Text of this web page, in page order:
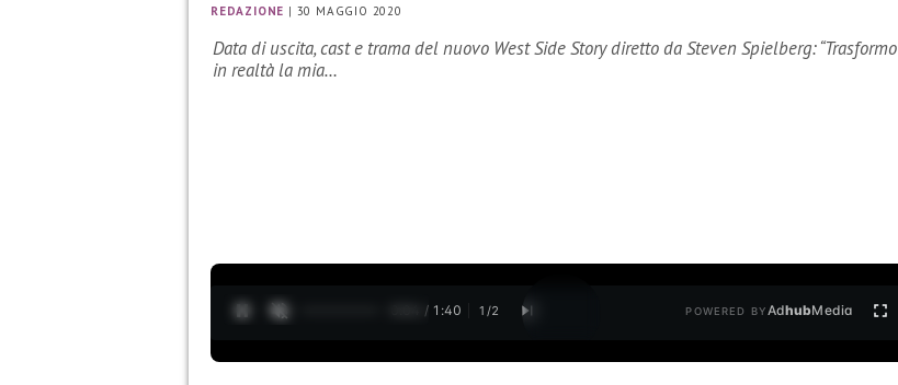
REDAZIONE | 30 MAGGIO 2020
Data di uscita, cast e trama del nuovo West Side Story diretto da Steven Spielberg: “Trasformo
in realtà la mia…
0:05 / 1:40 1 /2 POWERED BYAdhubMedia